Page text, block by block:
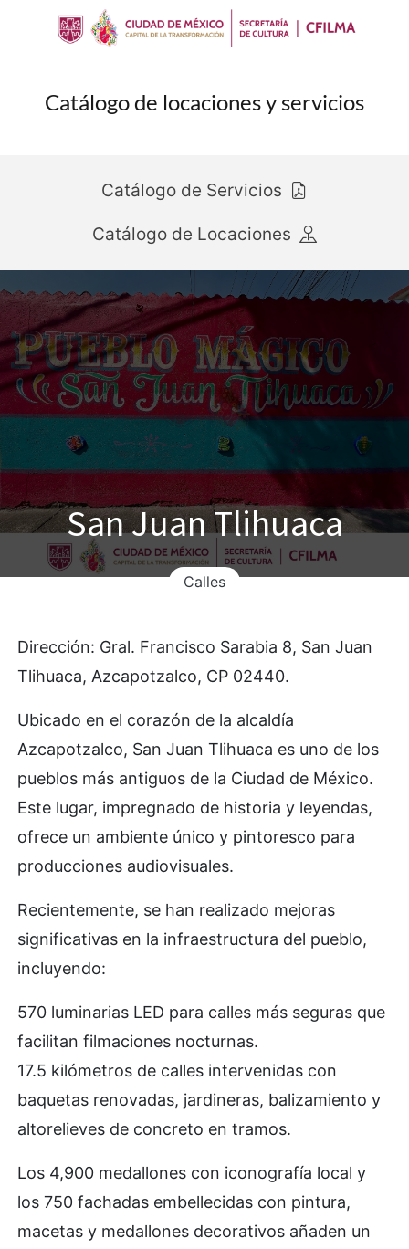
Catálogo de locaciones y servicios
Catálogo de Servicios
Catálogo de Locaciones
San Juan Tlihuaca
Calles
Dirección: Gral. Francisco Sarabia 8, San Juan
Tlihuaca, Azcapotzalco, CP 02440.
Ubicado en el corazón de la alcaldía
Azcapotzalco, San Juan Tlihuaca es uno de los
pueblos más antiguos de la Ciudad de México.
Este lugar, impregnado de historia y leyendas,
ofrece un ambiente único y pintoresco para
producciones audiovisuales.
Recientemente, se han realizado mejoras
significativas en la infraestructura del pueblo,
incluyendo:
570 luminarias LED para calles más seguras que
facilitan filmaciones nocturnas.
17.5 kilómetros de calles intervenidas con
baquetas renovadas, jardineras, balizamiento y
altorelieves de concreto en tramos.
Los 4,900 medallones con iconografía local y
los 750 fachadas embellecidas con pintura,
macetas y medallones decorativos añaden un